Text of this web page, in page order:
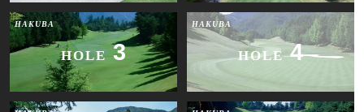
HAKUBA
HOLE3
HAKUBA
HOLE4